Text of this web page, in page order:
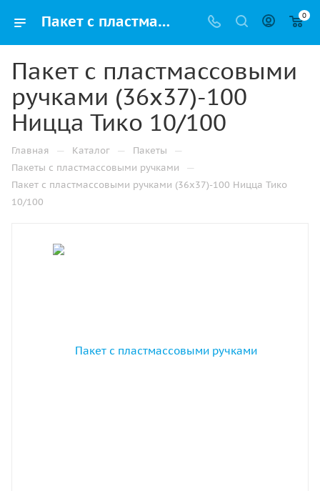
Пакет с пластмассовыми ручками (36х37)-100 Ницца Тико 10/100 купить в Челябинске с доставкой оптом и в розницу 0
Пакет с пластмассовыми
ручками (36х37)-100
Ницца Тико 10/100
Главная — Каталог — Пакеты —
Пакеты с пластмассовыми ручками —
Пакет с пластмассовыми ручками (36х37)-100 Ницца Тико
10/100